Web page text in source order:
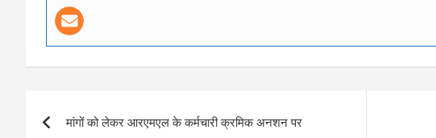
मांगों को लेकर आरएमएल के कर्मचारी क्रमिक अनशन पर